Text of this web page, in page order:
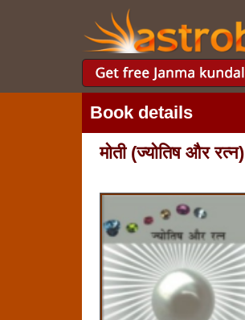
Book details
मोती (ज्‍योति‍ष और रत्‍न)